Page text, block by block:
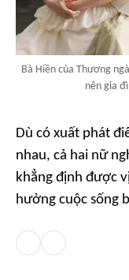
Bà Hiền của Thương
nên gia
Dù có xuất phát
nhau, cả hai nữ
khẳng định được
hưởng cuộc sống